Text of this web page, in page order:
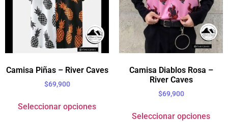
Camisa Piñas – River Caves
$69,900
Seleccionar opciones
Camisa Diablos Rosa –
River Caves
$69,900
Seleccionar opciones